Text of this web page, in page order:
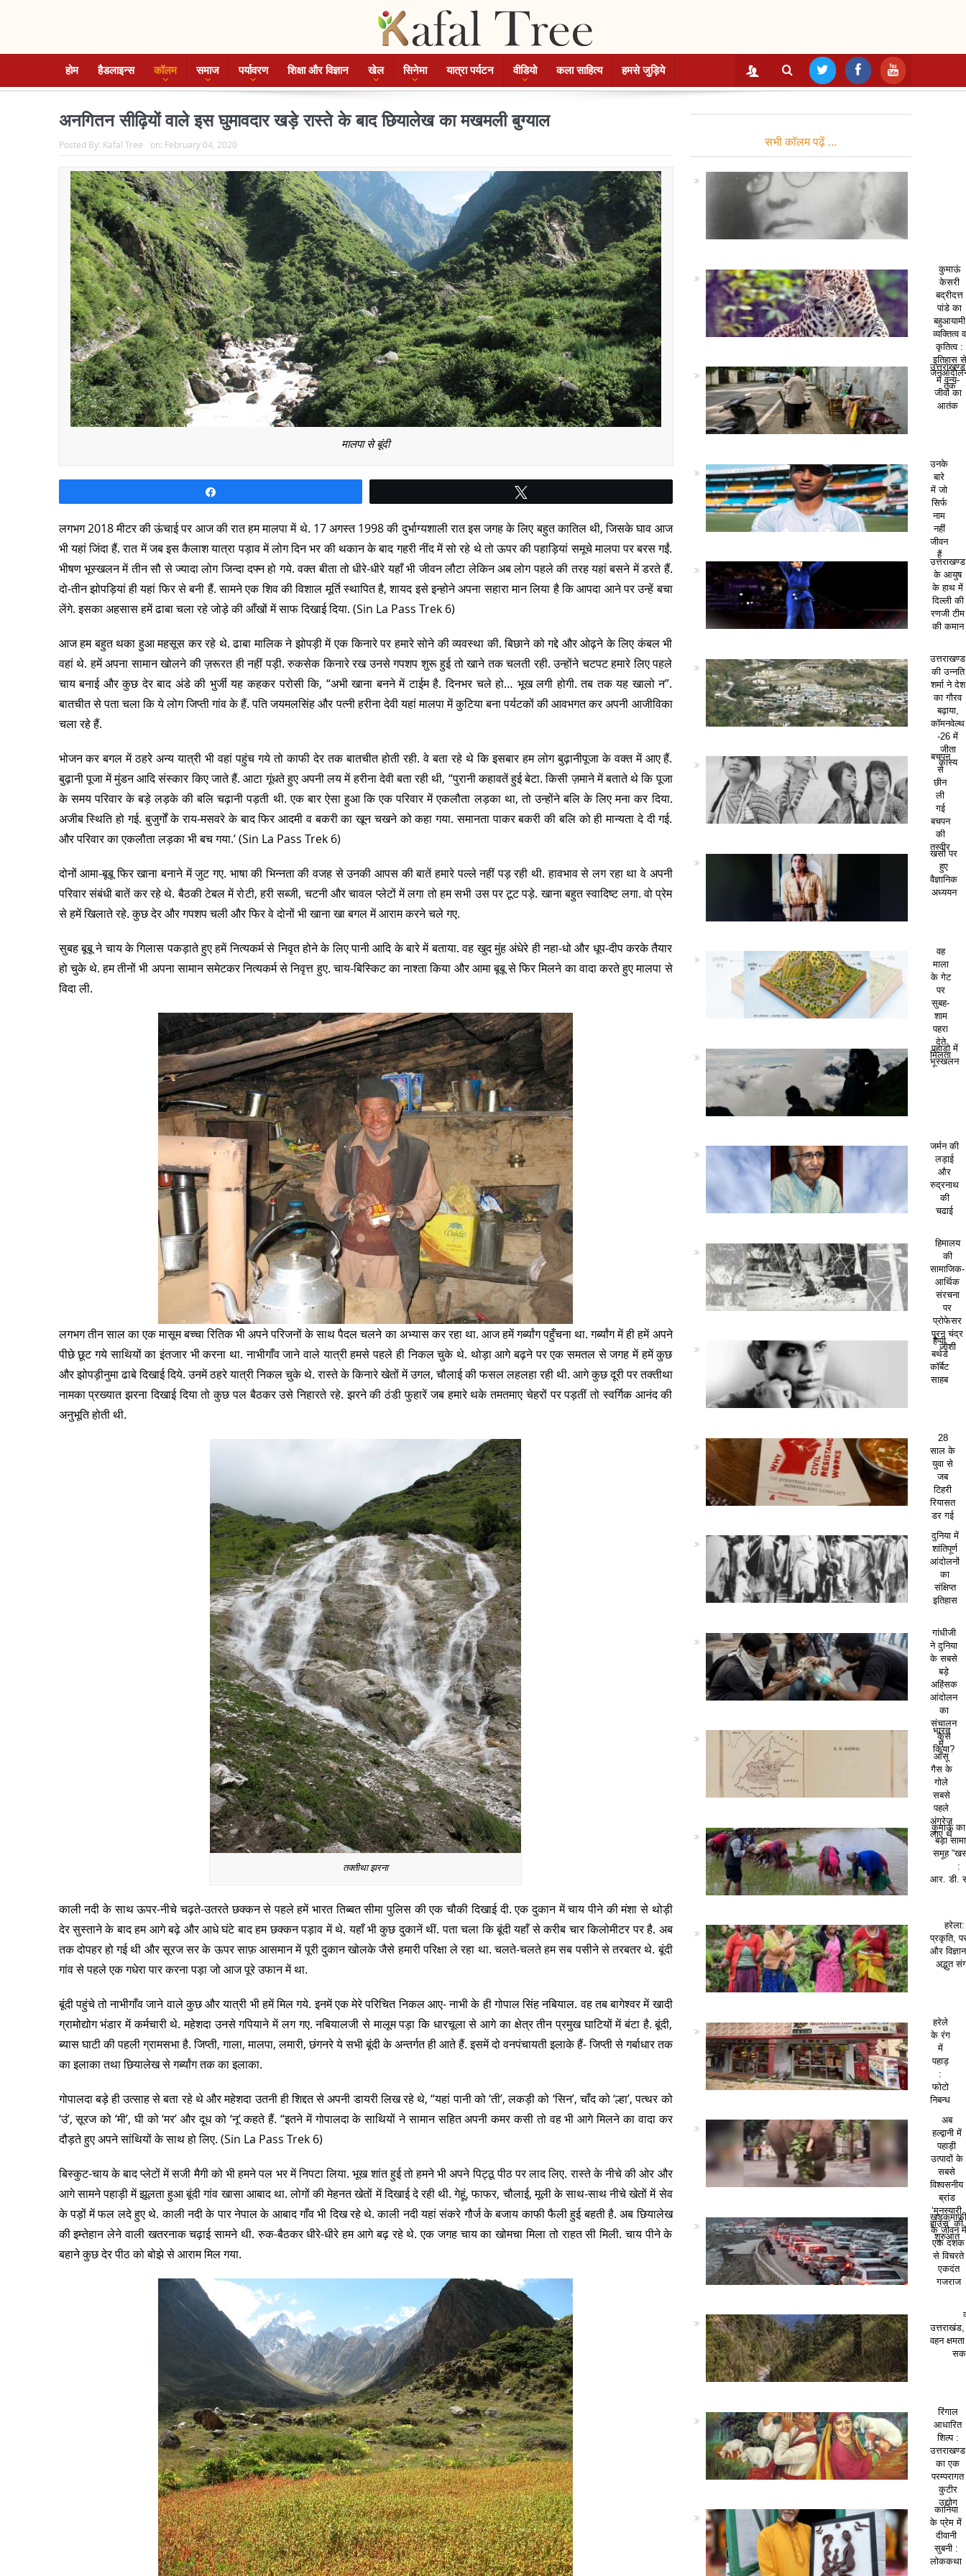
होम हैडलाइन्स कॉलम समाज पर्यावरण शिक्षा और विज्ञान खेल सिनेमा यात्रा पर्यटन वीडियो कला साहित्य हमसे जुड़िये
अनगितन सीढ़ियों वाले इस घुमावदार खड़े रास्ते के बाद छियालेख का मखमली बुग्याल
Posted By: Kafal Tree on: February 04, 2020
मालपा से बूंदी
लगभग 2018 मीटर की ऊंचाई पर आज की रात हम मालपा में थे. 17 अगस्त 1998 की दुर्भाग्यशाली रात इस जगह के लिए बहुत कातिल थी, जिसके घाव आज
भी यहां जिंदा हैं. रात में जब इस कैलाश यात्रा पड़ाव में लोग दिन भर की थकान के बाद गहरी नींद में सो रहे थे तो ऊपर की पहाड़ियां समूचे मालपा पर बरस गईं.
भीषण भूस्खलन में तीन सौ से ज्यादा लोग जिन्दा दफ्न हो गये. वक्त बीता तो धीरे-धीरे यहाँ भी जीवन लौटा लेकिन अब लोग पहले की तरह यहां बसने में डरते हैं.
दो-तीन झोपड़ियां ही यहां फिर से बनी हैं. सामने एक शिव की विशाल मूर्ति स्थापित है, शायद इसे इन्होने अपना सहारा मान लिया है कि आपदा आने पर उन्हें बचा
लेंगे. इसका अहसास हमें ढाबा चला रहे जोड़े की आँखों में साफ दिखाई दिया. (Sin La Pass Trek 6)
आज हम बहुत थका हुआ महसूस कर रहे थे. ढाबा मालिक ने झोपड़ी में एक किनारे पर हमारे सोने की व्यवस्था की. बिछाने को गद्दे और ओढ़ने के लिए कंबल भी
वहां थे. हमें अपना सामान खोलने की ज़रूरत ही नहीं पड़ी. रुकसेक किनारे रख उनसे गपशप शुरू हुई तो खाने तक चलती रही. उन्होंने चटपट हमारे लिए पहले
चाय बनाई और कुछ देर बाद अंडे की भुर्जी यह कहकर परोसी कि, “अभी खाना बनने में टाईम है. दिनभर चले हो… भूख लगी होगी. तब तक यह खालो न”.
बातचीत से पता चला कि ये लोग जिप्ती गांव के हैं. पति जयमलसिंह और पत्नी हरीना देवी यहां मालपा में कुटिया बना पर्यटकों की आवभगत कर अपनी आजीविका
चला रहे हैं.
भोजन कर बगल में ठहरे अन्य यात्री भी वहां पहुंच गये तो काफी देर तक बातचीत होती रही. वे बता रहे थे कि इसबार हम लोग बुढ़ानीपूजा के वक्त में आए हैं.
बुढ़ानी पूजा में मुंडन आदि संस्कार किए जाते हैं. आटा गूंधते हुए अपनी लय में हरीना देवी बता रही थी, “पुरानी कहावतें हुई बेटा. किसी ज़माने में बताते थे कि पूजा
के समय परिवार के बड़े लड़के की बलि चढ़ानी पड़ती थी. एक बार ऐसा हुआ कि एक परिवार में एकलौता लड़का था, तो उन्होंने बलि के लिए मना कर दिया.
अजीब स्थिति हो गई. बुजुर्गों के राय-मसवरे के बाद फिर आदमी व बकरी का खून चखने को कहा गया. समानता पाकर बकरी की बलि को ही मान्यता दे दी गई.
और परिवार का एकलौता लड़का भी बच गया.’ (Sin La Pass Trek 6)
दोनों आमा-बूबू फिर खाना बनाने में जुट गए. भाषा की भिन्नता की वजह से उनकी आपस की बातें हमारे पल्ले नहीं पड़ रही थी. हावभाव से लग रहा था वे अपनी
परिवार संबंधी बातें कर रहे थे. बैठकी टेबल में रोटी, हरी सब्जी, चटनी और चावल प्लेटों में लगा तो हम सभी उस पर टूट पड़े. खाना बहुत स्वादिष्ट लगा. वो प्रेम
से हमें खिलाते रहे. कुछ देर और गपशप चली और फिर वे दोनों भी खाना खा बगल में आराम करने चले गए.
सुबह बूबू ने चाय के गिलास पकड़ाते हुए हमें नित्यकर्म से निवृत होने के लिए पानी आदि के बारे में बताया. वह खुद मुंह अंधेरे ही नहा-धो और धूप-दीप करके तैयार
हो चुके थे. हम तीनों भी अपना सामान समेटकर नित्यकर्म से निवृत्त हुए. चाय-बिस्किट का नाश्ता किया और आमा बूबू से फिर मिलने का वादा करते हुए मालपा से
विदा ली.
लगभग तीन साल का एक मासूम बच्चा रितिक भी अपने परिजनों के साथ पैदल चलने का अभ्यास कर रहा था. आज हमें गर्ब्यांग पहुँचना था. गर्ब्यांग में ही हमें अपने
पीछे छूट गये साथियों का इंतजार भी करना था. नाभीगाँव जाने वाले यात्री हमसे पहले ही निकल चुके थे. थोड़ा आगे बढ़ने पर एक समतल से जगह में हमें कुछ
और झोपड़ीनुमा ढाबे दिखाई दिये. उनमें ठहरे यात्री निकल चुके थे. रास्ते के किनारे खेतों में उगल, चौलाई की फसल लहलहा रही थी. आगे कुछ दूरी पर तक्तीथा
नामका प्रख्यात झरना दिखाई दिया तो कुछ पल बैठकर उसे निहारते रहे. झरने की ठंडी फुहारें जब हमारे थके तमतमाए चेहरों पर पड़तीं तो स्वर्गिक आनंद की
अनुभूति होती थी.
तक्तीथा झरना
काली नदी के साथ ऊपर-नीचे चढ़ते-उतरते छक्कन से पहले हमें भारत तिब्बत सीमा पुलिस की एक चौकी दिखाई दी. एक दुकान में चाय पीने की मंशा से थोड़ी
देर सुस्ताने के बाद हम आगे बढ़े और आधे घंटे बाद हम छक्कन पड़ाव में थे. यहाँ भी कुछ दुकानें थीं. पता चला कि बूंदी यहाँ से करीब चार किलोमीटर पर है. अब
तक दोपहर हो गई थी और सूरज सर के ऊपर साफ़ आसमान में पूरी दुकान खोलके जैसे हमारी परिक्षा ले रहा था. चलते-चलते हम सब पसीने से तरबतर थे. बूंदी
गांव से पहले एक गधेरा पार करना पड़ा जो आज पूरे उफान में था.
बूंदी पहुंचे तो नाभीगाँव जाने वाले कुछ और यात्री भी हमें मिल गये. इनमें एक मेरे परिचित निकल आए- नाभी के ही गोपाल सिंह नबियाल. वह तब बागेश्वर में खादी
ग्रामोद्योग भंडार में कर्मचारी थे. महेशदा उनसे गपियाने में लग गए. नबियालजी से मालूम पड़ा कि धारचूला से आगे का क्षेत्र तीन प्रमुख घाटियों में बंटा है. बूंदी,
ब्यास घाटी की पहली ग्रामसभा है. जिप्ती, गाला, मालपा, लमारी, छंगनरे ये सभी बूंदी के अन्तर्गत ही आते हैं. इसमें दो वनपंचायती इलाके हैं- जिप्ती से गर्बाधार तक
का इलाका तथा छियालेख से गर्ब्यांग तक का इलाका.
गोपालदा बड़े ही उत्साह से बता रहे थे और महेशदा उतनी ही शिद्दत से अपनी डायरी लिख रहे थे, “यहां पानी को ‘ती’, लकड़ी को ‘सिन’, चाँद को ‘ल्हा’, पत्थर को
‘उं’, सूरज को ‘मी’, घी को ‘मर’ और दूध को ‘नू’ कहते हैं. “इतने में गोपालदा के साथियों ने सामान सहित अपनी कमर कसी तो वह भी आगे मिलने का वादा कर
दौड़ते हुए अपने सांथियों के साथ हो लिए. (Sin La Pass Trek 6)
बिस्कुट-चाय के बाद प्लेटों में सजी मैगी को भी हमने पल भर में निपटा लिया. भूख शांत हुई तो हमने भी अपने पिट्ठू पीठ पर लाद लिए. रास्ते के नीचे की ओर और
आगे सामने पहाड़ी में झूलता हुआ बूंदी गांव खासा आबाद था. लोगों की मेहनत खेतों में दिखाई दे रही थी. गेहूं, फाफर, चौलाई, मूली के साथ-साथ नीचे खेतों में सेव
के पड़ों में फल लदे हुए थे. काली नदी के पार नेपाल के आबाद गाँव भी दिख रहे थे. काली नदी यहां संकरे गौर्ज के बजाय काफी फैली हुई बहती है. अब छियालेख
की इम्तेहान लेने वाली खतरनाक चढ़ाई सामने थी. रुक-बैठकर धीरे-धीरे हम आगे बढ़ रहे थे. एक जगह चाय का खोमचा मिला तो राहत सी मिली. चाय पीने के
बहाने कुछ देर पीठ को बोझे से आराम मिल गया.
सभी कॉलम पढ़ें …
कुमाऊं
केसरी
बद्रीदत्त
पांडे का
बहुआयामी
व्यक्तित्व व
कृतित्व :
इतिहास से
तक
उत्तराखण्ड
में वन्य-
जीवों का
आतंक
उनके
बारे
में जो
सिर्फ
नाम
नहीं
जीवन
हैं
उत्तराखण्ड
के आयुष
के हाथ में
दिल्ली की
रणजी टीम
की कमान
उत्तराखण्ड
की उन्नति
शर्मा ने देश
का गौरव
बढ़ाया,
कॉमनवेल्थ
-26 में
जीता
कांस्य
बचपन
से
छीन
ली
गई
बचपन
की
तस्वीर
खसों पर
हुए
वैज्ञानिक
अध्ययन
वह
माला
के गेट
पर
सुबह-
शाम
पहरा
देते
मिलता
पहाड़ो में
भूस्खलन
जर्मन की
लड़ाई
और
रुद्रनाथ
की
चढाई
हिमालय
की
सामाजिक-
आर्थिक
संरचना
पर
प्रोफेसर
पूरन चंद्र
जोशी
हैप्पी
बर्थडे
कॉर्बेट
साहब
28
साल के
युवा से
जब
टिहरी
रियासत
डर गई
दुनिया में
शांतिपूर्ण
आंदोलनों
का
संक्षिप्त
इतिहास
गांधीजी
ने दुनिया
के सबसे
बड़े
अहिंसक
आंदोलन
का
संचालन
कैसे
किया?
भारत
में
आँसू
गैस के
गोले
सबसे
पहले
अंग्रेज़
लाए थे
कुमाऊं
बड़ा
समूह
:
आर. डी.
हरेला:
प्रकृति,
और
अद्भुत
हरेले
के रंग
में
पहाड़
:
फोटो
निबन्ध
अब
हल्द्वानी में
पहाड़ी
उत्पादों के
सबसे
विश्वसनीय
ब्रांड
‘मुनस्यारी
हाउस’ की
शुरुआत
के जीवन में
एक दशक
से विचरते
एकदंत
गजराज
उत्तराखंड,
वहन
रिंगाल
आधारित
शिल्प :
उत्तराखण्ड
का एक
परम्परागत
कुटीर
उद्योग
कानिया
के प्रेम में
दीवानी
सुबनी :
लोककथा